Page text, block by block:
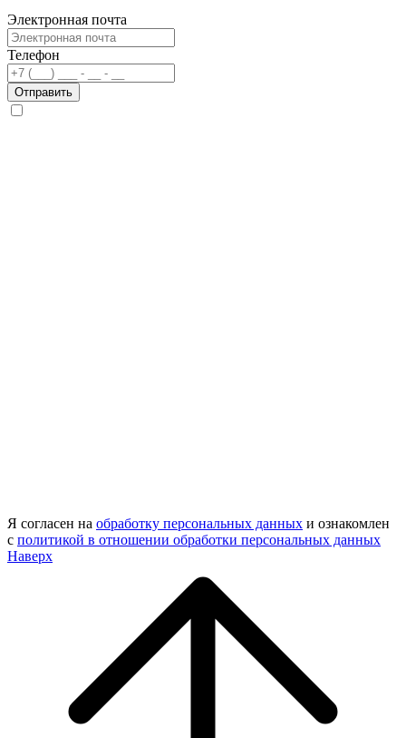
Электронная почта
Телефон
Отправить
Я согласен на обработку персональных данных и ознакомлен
с политикой в отношении обработки персональных данных
Наверх